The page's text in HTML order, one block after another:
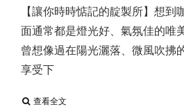
【讓你時時惦記的靛製所】 ​ 想
面通常都是燈光好、氣氛佳的唯
曾想像過在陽光灑落、微風吹拂
享受下
查看全文